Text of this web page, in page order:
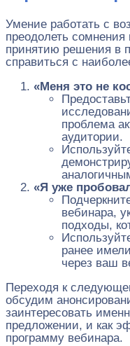
Умение работать с
преодолеть
принятию решения в
справиться с
«Меня это не
проблема
аудитории.
«Я уже
вебинара,
подходы,
ранее
через ваш
Переходя к
обсудим
заинтересовать
предложении, и как
программу вебинара.